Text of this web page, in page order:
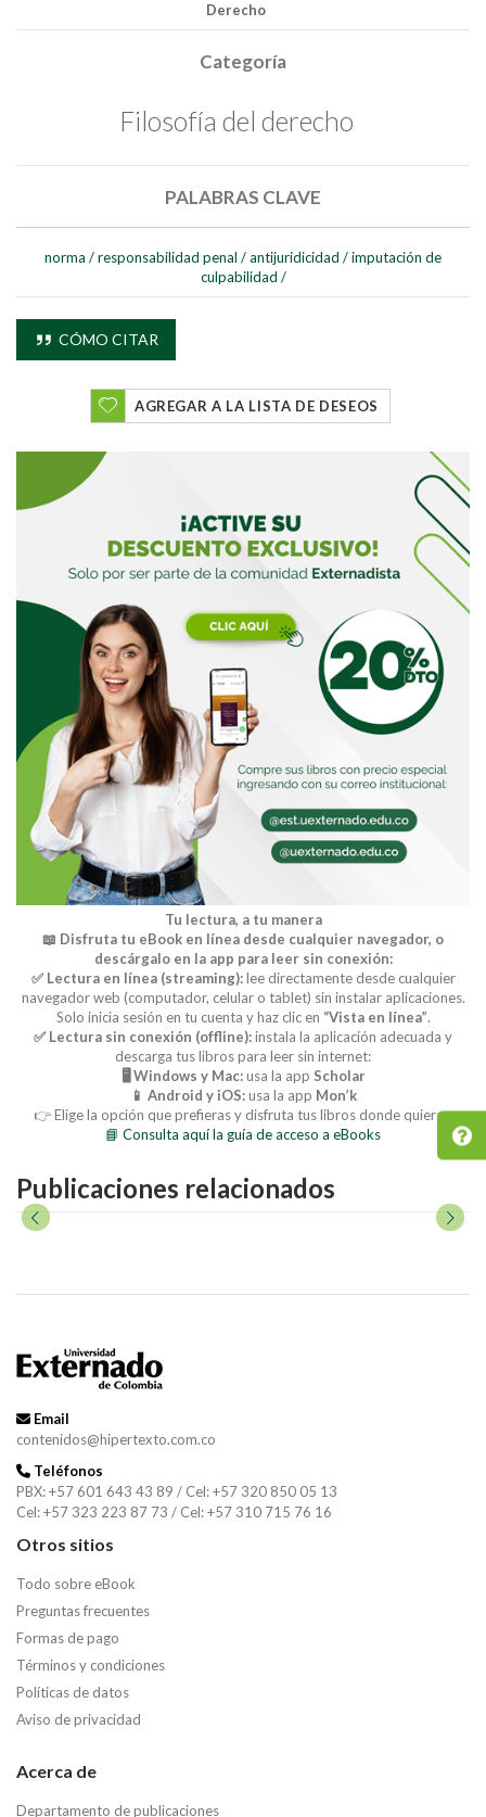
Buscar
Derecho
Categoría
Filosofía del derecho
PALABRAS CLAVE
norma /responsabilidad penal /antijuridicidad /imputación de
culpabilidad /
CÓMO CITAR
AGREGAR A LA LISTA DE DESEOS
Tu lectura, a tu manera
📖 Disfruta tu eBook en línea desde cualquier navegador, o
descárgalo en la app para leer sin conexión:
✅ Lectura en línea (streaming):lee directamente desde cualquier
navegador web (computador, celular o tablet) sin instalar aplicaciones.
Solo inicia sesión en tu cuenta y haz clic en “Vista en línea”.
✅ Lectura sin conexión (offline):instala la aplicación adecuada y
descarga tus libros para leer sin internet:
🖥️ Windows y Mac:usa la app Scholar
📱 Android y iOS:usa la app Mon’k
👉 Elige la opción que prefieras y disfruta tus libros donde quieras.
📘 Consulta aquí la guía de acceso a eBooks
Publicaciones relacionados
Email
contenidos@hipertexto.com.co
Teléfonos
PBX: +57 601 643 43 89 / Cel: +57 320 850 05 13
Cel: +57 323 223 87 73 / Cel: +57 310 715 76 16
Otros sitios
Todo sobre eBook
Preguntas frecuentes
Formas de pago
Términos y condiciones
Políticas de datos
Aviso de privacidad
Acerca de
Departamento de publicaciones